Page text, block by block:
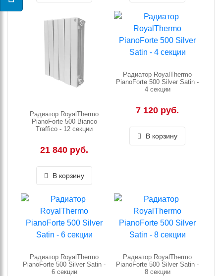
Радиатор RoyalThermo
PianoForte 500 Bianco
Traffico - 12 секции
21 840 руб.
В корзину
Радиатор RoyalThermo
PianoForte 500 Silver Satin -
4 секции
7 120 руб.
В корзину
Радиатор RoyalThermo
PianoForte 500 Silver Satin -
6 секции
Радиатор RoyalThermo
PianoForte 500 Silver Satin -
8 секции